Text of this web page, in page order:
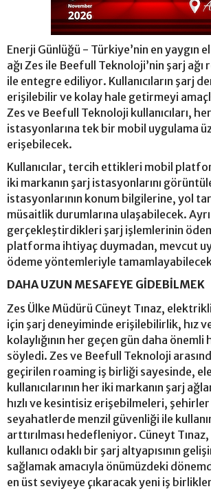
Enerji Günlüğü - Türkiye’nin en yaygın
ağı Zes ile Beefull Teknoloji’nin şarj
ile entegre ediliyor. Kullanıcıların şarj
erişilebilir ve kolay hale getirmeyi
Zes ve Beefull Teknoloji kullanıcıları,
istasyonlarına tek bir mobil uygulama
erişebilecek.
Kullanıcılar, tercih ettikleri mobil
iki markanın şarj istasyonlarını
istasyonlarının konum bilgilerine, yol
müsaitlik durumlarına ulaşabilecek.
gerçekleştirdikleri şarj işlemlerinin
platforma ihtiyaç duymadan, mevcut
ödeme yöntemleriyle
DAHA UZUN MESAFEYE GİDEBİLMEK
Zes Ülke Müdürü Cüneyt Tınaz, elektrikli
için şarj deneyiminde erişilebilirlik, hız
kolaylığının her geçen gün daha önemli
söyledi. Zes ve Beefull Teknoloji
geçirilen roaming iş birliği sayesinde,
kullanıcılarının her iki markanın şarj
hızlı ve kesintisiz erişebilmeleri, şehirler
seyahatlerde menzil güvenliği ile
arttırılması hedefleniyor. Cüneyt
kullanıcı odaklı bir şarj altyapısının
sağlamak amacıyla önümüzdeki
en üst seviyeye çıkaracak yeni iş